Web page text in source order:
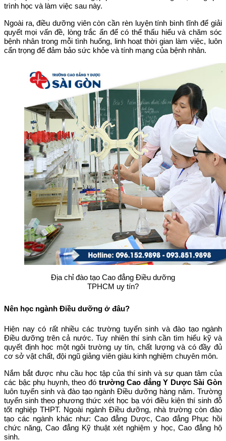
trình học và làm việc sau này.
Ngoài ra, điều dưỡng viên còn cần rèn luyện tính bình tĩnh để giải
quyết mọi vấn đề, lòng trắc ẩn để có thể thấu hiểu và chăm sóc
bệnh nhân trong mỗi tình huống, linh hoạt thời gian làm việc, luôn
cẩn trọng để đảm bảo sức khỏe và tính mạng của bệnh nhân.
Địa chỉ đào tạo Cao đẳng Điều dưỡng
TPHCM uy tín?
Nên học ngành Điều dưỡng ở đâu?
Hiện nay có rất nhiều các trường tuyển sinh và đào tạo ngành
Điều dưỡng trên cả nước. Tuy nhiên thí sinh cần tìm hiểu kỹ và
quyết định học một ngôi trường uy tín, chất lượng và có đầy đủ
cơ sở vật chất, đội ngũ giảng viên giàu kinh nghiệm chuyên môn.
Nắm bắt được nhu cầu học tập của thí sinh và sự quan tâm của
các bậc phụ huynh, theo đó trường Cao đẳng Y Dược Sài Gòn
luôn tuyển sinh và đào tạo ngành Điều dưỡng hàng năm. Trường
tuyển sinh theo phương thức xét học bạ với điều kiện thí sinh đỗ
tốt nghiệp THPT. Ngoài ngành Điều dưỡng, nhà trường còn đào
tạo các ngành khác như: Cao đẳng Dược, Cao đẳng Phục hồi
chức năng, Cao đẳng Kỹ thuật xét nghiệm y học, Cao đẳng hộ
sinh.